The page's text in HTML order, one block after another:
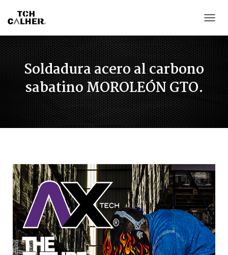
Soldadura acero al carbono
sabatino MOROLEÓN GTO.